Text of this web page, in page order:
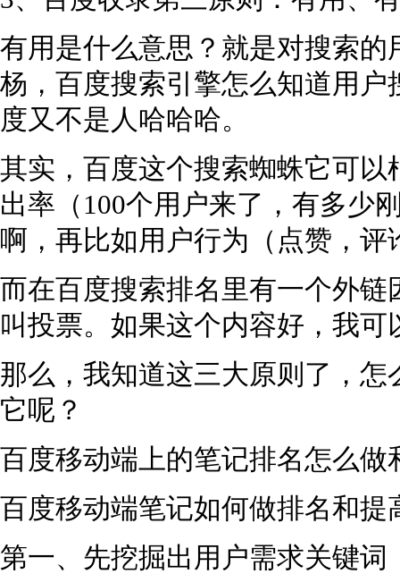
有用是什么意思？就是对搜索
杨，百度搜索引擎怎么知道用
度又不是人哈哈哈。
其实，百度这个搜索蜘蛛它可
出率（100个用户来了，有多少
啊，再比如用户行为（点赞，评
而在百度搜索排名里有一个外
叫投票。如果这个内容好，我
那么，我知道这三大原则了，
它呢？
百度移动端上的笔记排名怎么做
百度移动端笔记如何做排名和提
第一、先挖掘出用户需求关键词